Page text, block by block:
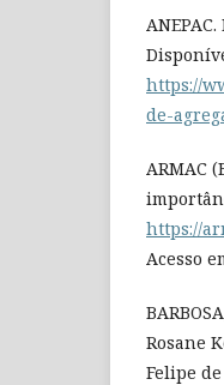
https://
de-
ARMAC
https://
Acesso
Rosane
Felipe